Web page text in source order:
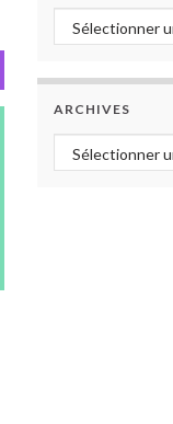
Catégories
ARCHIVES
Archives